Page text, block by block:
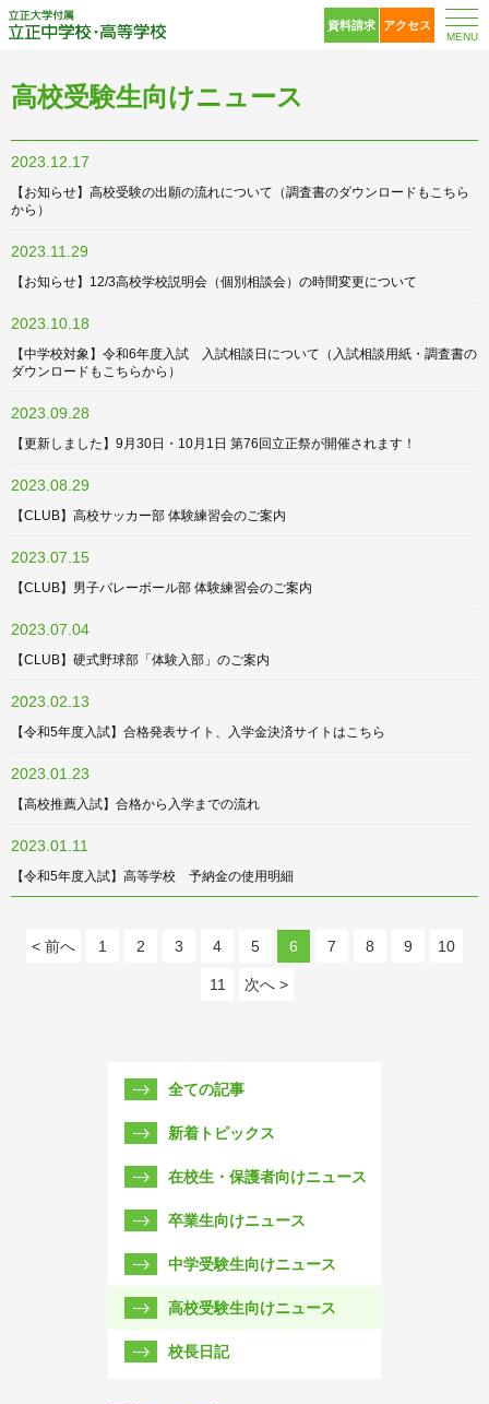
立正大学付属 立正中
資料請求 アクセス
MENU
高校受験生向けニュース
2023.12.17
【お知らせ】高校受験の出願の流れについて（調査書のダウンロードもこちら
から）
2023.11.29
【お知らせ】12/3高校学校説明会（個別相談会）の時間変更について
2023.10.18
【中学校対象】令和6年度入試 入試相談日について（入試相談用紙・調査書の
ダウンロードもこちらから）
2023.09.28
【更新しました】9月30日・10月1日 第76回立正祭が開催されます！
2023.08.29
【CLUB】高校サッカー部 体験練習会のご案内
2023.07.15
【CLUB】男子バレーボール部 体験練習会のご案内
2023.07.04
【CLUB】硬式野球部「体験入部」のご案内
2023.02.13
【令和5年度入試】合格発表サイト、入学金決済サイトはこちら
2023.01.23
【高校推薦入試】合格から入学までの流れ
2023.01.11
【令和5年度入試】高等学校 予納金の使用明細
< 前へ 1 2 3 4 5 6 7 8 9 10
11 次へ >
全ての記事
新着トピックス
在校生・保護者向けニュース
卒業生向けニュース
中学受験生向けニュース
高校受験生向けニュース
校長日記